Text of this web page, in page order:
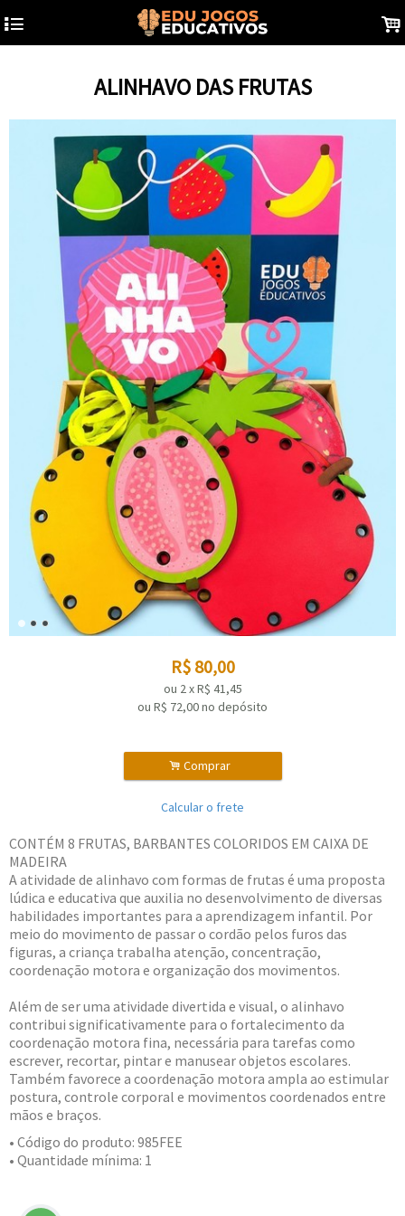
4 .
ALINHAVO DAS FRUTAS
R$ 80,00
ou 2xR$ 41,45
ou R$ 72,00no depósito
. Comprar
Calcular o frete
CONTÉM 8 FRUTAS, BARBANTES COLORIDOS EM CAIXA DE
MADEIRA
A atividade de alinhavo com formas de frutas é uma proposta
lúdica e educativa que auxilia no desenvolvimento de diversas
habilidades importantes para a aprendizagem infantil. Por
meio do movimento de passar o cordão pelos furos das
figuras, a criança trabalha atenção, concentração,
coordenação motora e organização dos movimentos.
Além de ser uma atividade divertida e visual, o alinhavo
contribui significativamente para o fortalecimento da
coordenação motora fina, necessária para tarefas como
escrever, recortar, pintar e manusear objetos escolares.
Também favorece a coordenação motora ampla ao estimular
postura, controle corporal e movimentos coordenados entre
mãos e braços.
• Código do produto: 985FEE
• Quantidade mínima: 1